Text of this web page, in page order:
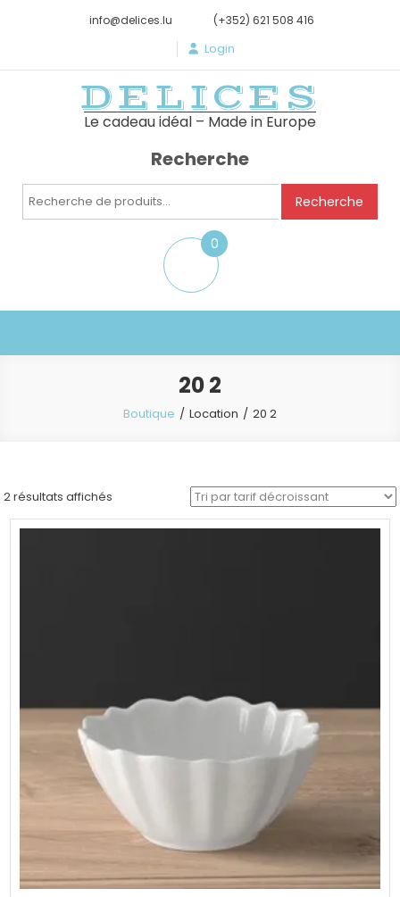
info@delices.lu (+352) 621 508 416
Login
DELICES
Le cadeau idéal – Made in Europe
Recherche
Recherche
Recherche
0
item
20 2
Boutique Location 20 2
2 résultats affichés
par